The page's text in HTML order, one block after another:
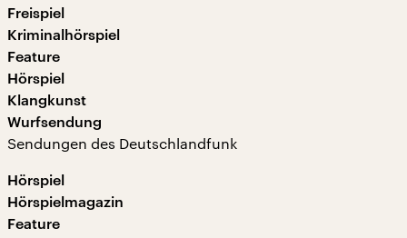
Freispiel
Kriminalhörspiel
Feature
Hörspiel
Klangkunst
Wurfsendung
Sendungen des Deutschlandfunk
Hörspiel
Hörspielmagazin
Feature